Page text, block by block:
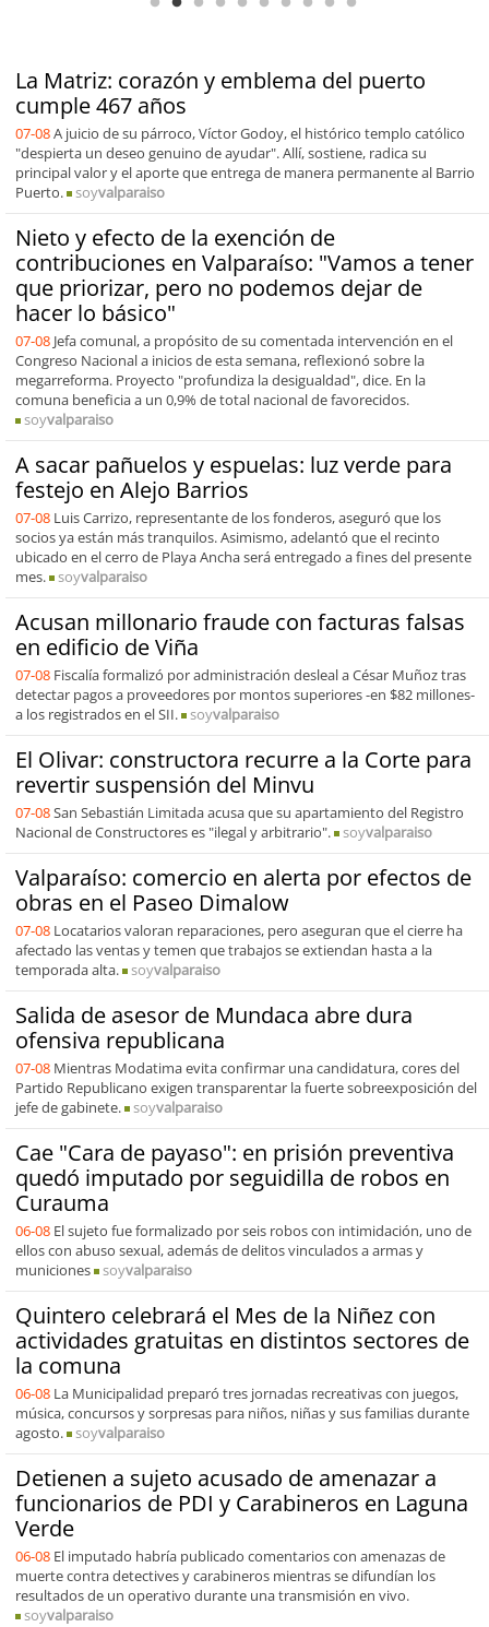
La Matriz: corazón y emblema del puerto
cumple 467 años
07-08A juicio de su párroco, Víctor Godoy, el histórico templo católico
"despierta un deseo genuino de ayudar". Allí, sostiene, radica su
principal valor y el aporte que entrega de manera permanente al Barrio
Puerto.
soyvalparaiso
Nieto y efecto de la exención de
contribuciones en Valparaíso: "Vamos a tener
que priorizar, pero no podemos dejar de
hacer lo básico"
07-08 Jefa comunal, a propósito de su comentada intervención en el
Congreso Nacional a inicios de esta semana, reflexionó sobre la
megarreforma. Proyecto "profundiza la desigualdad", dice. En la
comuna beneficia a un 0,9% de total nacional de favorecidos.
soyvalparaiso
A sacar pañuelos y espuelas: luz verde para
festejo en Alejo Barrios
07-08 Luis Carrizo, representante de los fonderos, aseguró que los
socios ya están más tranquilos. Asimismo, adelantó que el recinto
ubicado en el cerro de Playa Ancha será entregado a fines del presente
mes.
soyvalparaiso
Acusan millonario fraude con facturas falsas
en edificio de Viña
07-08 Fiscalía formalizó por administración desleal a César Muñoz tras
detectar pagos a proveedores por montos superiores -en $82 millones-
a los registrados en el SII.
soyvalparaiso
El Olivar: constructora recurre a la Corte para
revertir suspensión del Minvu
07-08San Sebastián Limitada acusa que su apartamiento del Registro
Nacional de Constructores es "ilegal y arbitrario".
soyvalparaiso
Valparaíso: comercio en alerta por efectos de
obras en el Paseo Dimalow
07-08 Locatarios valoran reparaciones, pero aseguran que el cierre ha
afectado las ventas y temen que trabajos se extiendan hasta a la
temporada alta.
soyvalparaiso
Salida de asesor de Mundaca abre dura
ofensiva republicana
07-08 Mientras Modatima evita confirmar una candidatura, cores del
Partido Republicano exigen transparentar la fuerte sobreexposición del
jefe de gabinete.
soyvalparaiso
Cae "Cara de payaso": en prisión preventiva
quedó imputado por seguidilla de robos en
Curauma
06-08 El sujeto fue formalizado por seis robos con intimidación, uno de
ellos con abuso sexual, además de delitos vinculados a armas y
municiones
soyvalparaiso
Quintero celebrará el Mes de la Niñez con
actividades gratuitas en distintos sectores de
la comuna
06-08 La Municipalidad preparó tres jornadas recreativas con juegos,
música, concursos y sorpresas para niños, niñas y sus familias durante
agosto.
soyvalparaiso
Detienen a sujeto acusado de amenazar a
funcionarios de PDI y Carabineros en Laguna
Verde
06-08 El imputado habría publicado comentarios con amenazas de
muerte contra detectives y carabineros mientras se difundían los
resultados de un operativo durante una transmisión en vivo.
soyvalparaiso